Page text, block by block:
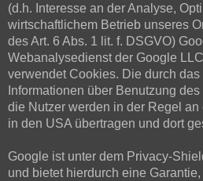
(d.h. Interesse an der Analyse,
wirtschaftlichem Betrieb unseres
des Art. 6 Abs. 1 lit. f. DSGVO)
Webanalysedienst der Google
verwendet Cookies. Die durch
Informationen über Benutzung
die Nutzer werden in der Regel
in den USA übertragen und dort
Google ist unter dem Privacy-
und bietet hierdurch eine